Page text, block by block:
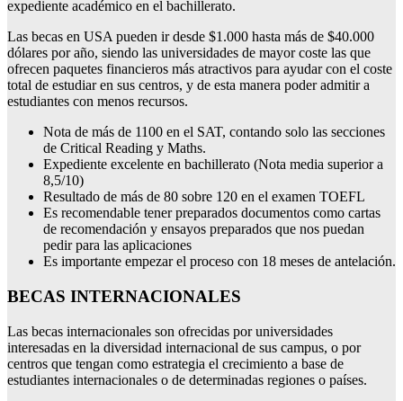
expediente académico en el bachillerato.
Las becas en USA pueden ir desde $1.000 hasta más de $40.000
dólares por año, siendo las universidades de mayor coste las que
ofrecen paquetes financieros más atractivos para ayudar con el coste
total de estudiar en sus centros, y de esta manera poder admitir a
estudiantes con menos recursos.
Nota de más de 1100 en el SAT, contando solo las secciones
de Critical Reading y Maths.
Expediente excelente en bachillerato (Nota media superior a
8,5/10)
Resultado de más de 80 sobre 120 en el examen TOEFL
Es recomendable tener preparados documentos como cartas
de recomendación y ensayos preparados que nos puedan
pedir para las aplicaciones
Es importante empezar el proceso con 18 meses de antelación.
BECAS INTERNACIONALES
Las becas internacionales son ofrecidas por universidades
interesadas en la diversidad internacional de sus campus, o por
centros que tengan como estrategia el crecimiento a base de
estudiantes internacionales o de determinadas regiones o países.